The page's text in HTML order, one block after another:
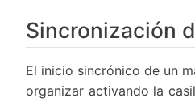
Sincronización
El inicio sincrónico de un
organizar activando la